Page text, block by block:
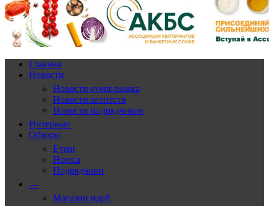
Главная
Новости
Новости event-рынка
Новости агентств
Новости подрядчиков
Интервью
Обзоры
Event
Horeca
Подрядчики
—
Магазин идей